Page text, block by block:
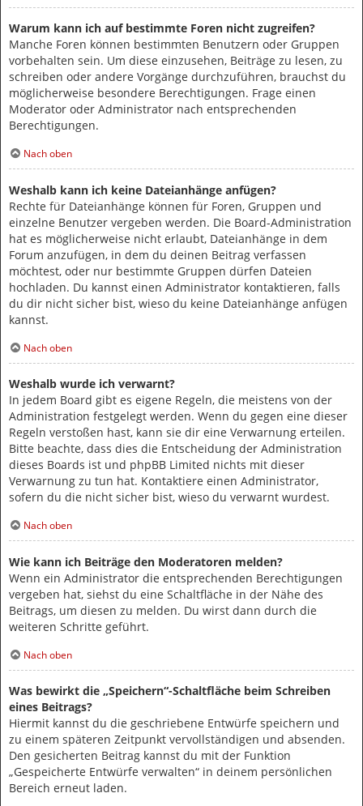
Warum kann ich auf bestimmte Foren nicht zugreifen?
Manche Foren können bestimmten Benutzern oder Gruppen
vorbehalten sein. Um diese einzusehen, Beiträge zu lesen, zu
schreiben oder andere Vorgänge durchzuführen, brauchst du
möglicherweise besondere Berechtigungen. Frage einen
Moderator oder Administrator nach entsprechenden
Berechtigungen.
Nach oben
Weshalb kann ich keine Dateianhänge anfügen?
Rechte für Dateianhänge können für Foren, Gruppen und
einzelne Benutzer vergeben werden. Die Board-Administration
hat es möglicherweise nicht erlaubt, Dateianhänge in dem
Forum anzufügen, in dem du deinen Beitrag verfassen
möchtest, oder nur bestimmte Gruppen dürfen Dateien
hochladen. Du kannst einen Administrator kontaktieren, falls
du dir nicht sicher bist, wieso du keine Dateianhänge anfügen
kannst.
Nach oben
Weshalb wurde ich verwarnt?
In jedem Board gibt es eigene Regeln, die meistens von der
Administration festgelegt werden. Wenn du gegen eine dieser
Regeln verstoßen hast, kann sie dir eine Verwarnung erteilen.
Bitte beachte, dass dies die Entscheidung der Administration
dieses Boards ist und phpBB Limited nichts mit dieser
Verwarnung zu tun hat. Kontaktiere einen Administrator,
sofern du die nicht sicher bist, wieso du verwarnt wurdest.
Nach oben
Wie kann ich Beiträge den Moderatoren melden?
Wenn ein Administrator die entsprechenden Berechtigungen
vergeben hat, siehst du eine Schaltfläche in der Nähe des
Beitrags, um diesen zu melden. Du wirst dann durch die
weiteren Schritte geführt.
Nach oben
Was bewirkt die „Speichern“-Schaltfläche beim Schreiben
eines Beitrags?
Hiermit kannst du die geschriebene Entwürfe speichern und
zu einem späteren Zeitpunkt vervollständigen und absenden.
Den gesicherten Beitrag kannst du mit der Funktion
„Gespeicherte Entwürfe verwalten“ in deinem persönlichen
Bereich erneut laden.